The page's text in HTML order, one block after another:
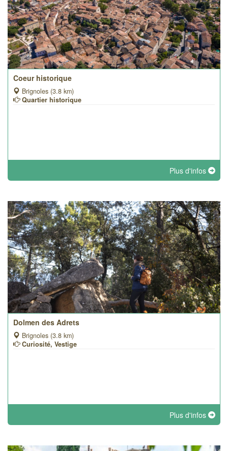
Coeur historique
Brignoles (3.8 km)
Quartier historique
Plus d'infos
Dolmen des Adrets
Brignoles (3.8 km)
Curiosité, Vestige
Plus d'infos